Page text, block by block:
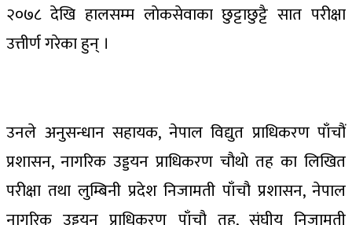
२०७८ देखि हालसम्म लाेकसेवाका छुट्टाछुट्टै सात परीक्षा
उत्तीर्ण गरेका हुन् ।
उनले अनुसन्धान सहायक, नेपाल विद्युत प्राधिकरण पाँचौं
प्रशासन, नागरिक उड्डयन प्राधिकरण चाैथाे तह का लिखित
परीक्षा तथा लुम्बिनी प्रदेश निजामती पाँचौ प्रशासन, नेपाल